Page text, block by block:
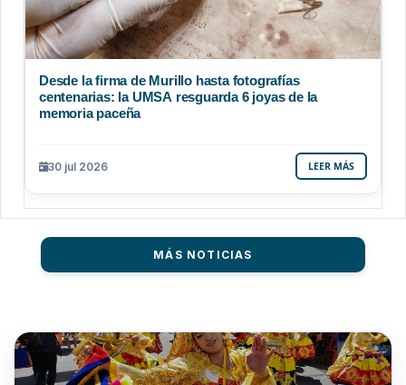
Desde la firma de Murillo hasta fotografías
centenarias: la UMSA resguarda 6 joyas de la
memoria paceña
30 jul 2026 LEER MÁS
MÁS NOTICIAS